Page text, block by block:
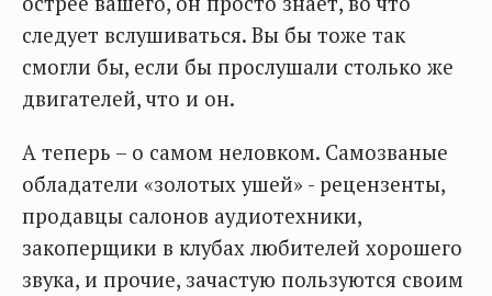
следует вслушиваться. Вы бы тоже так
смогли бы, если бы прослушали столько же
двигателей, что и он.
А теперь – о самом неловком. Самозваные
обладатели «золотых ушей» - рецензенты,
продавцы салонов аудиотехники,
закоперщики в клубах любителей хорошего
звука, и прочие, зачастую пользуются своим